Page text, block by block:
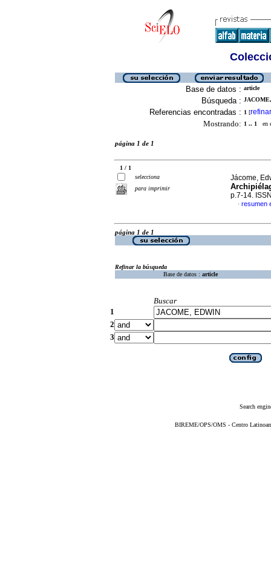
Base de datos : article
Búsqueda :
Referencias encontradas : 1 [refinar
Mostrando: 1 .. 1 en
página 1 de 1
1 / 1
selecciona
para imprimir
Jácome,
p.7-14.
· resumen
página 1 de 1
Refinar la búsqueda
Base de datos : article
Buscar
1
2
3
Search
BIREME/OPS/OMS - Centro